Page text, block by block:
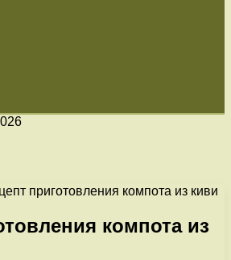
приготовления компота из киви
компота из